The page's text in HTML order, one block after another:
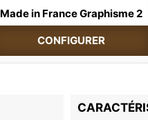
Made in France Graphisme 2
CONFIGURER